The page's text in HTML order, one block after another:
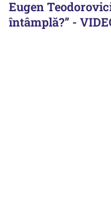
Eugen
întâmplă?” -